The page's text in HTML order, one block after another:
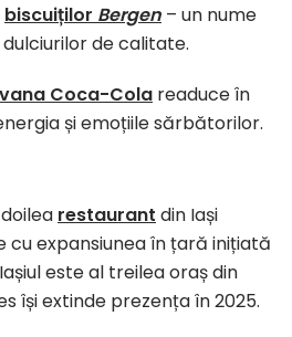
biscuiților Bergen – un nume
de calitate.
Coca-Cola readuce în
și emoțiile sărbătorilor.
restaurant din Iași
expansiunea în țară inițiată
este al treilea oraș din
își extinde prezența în 2025.